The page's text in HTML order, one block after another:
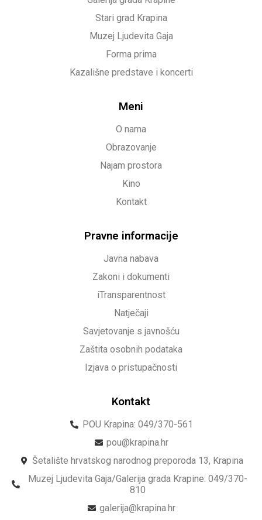
Stari grad Krapina
Muzej Ljudevita Gaja
Forma prima
Kazališne predstave i koncerti
Meni
O nama
Obrazovanje
Najam prostora
Kino
Kontakt
Pravne informacije
Javna nabava
Zakoni i dokumenti
iTransparentnost
Natječaji
Savjetovanje s javnošću
Zaštita osobnih podataka
Izjava o pristupačnosti
Kontakt
POU Krapina: 049/370-561
pou@krapina.hr
Šetalište hrvatskog narodnog preporoda 13, Krapina
Muzej Ljudevita Gaja/Galerija grada Krapine: 049/370-
810
galerija@krapina.hr